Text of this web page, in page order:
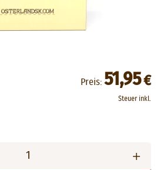
Preis: 51,95€
Steuer inkl.